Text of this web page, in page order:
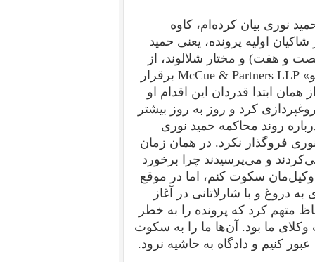
نوری بیان کرده‌ام، کاوه
اولیه پرونده، یعنی حمید
و هفت) و مختار شلالوند، از
خانواده‌های قربانیان این کشتار را با دفتر حقوقی «مک کو» McCue & Partners LLP برقرار
ابتدا قدردان این اقدام او
کرد و روز به روز بیشتر
روند محاکمه حمید نوری
فروگذار نکرد. در همان زمان
و می‌پرسیدند چرا برخورد
وکیل‌مان سکوت کنم، اما در موقع
دروغ و با شارلاتانی در آغاز
متهم کرد که پرونده را به خطر
ما بود. آن‌ها ما را به سکوت
کنیم و دادگاه به حاشیه نرود.